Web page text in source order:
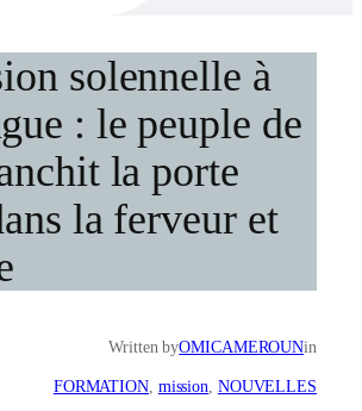
solennelle à
: le peuple de
la porte
la ferveur et
Written byOMICAMEROUNin
FORMATION, mission, NOUVELLES